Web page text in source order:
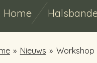
Home
» Nieuws » Workshop